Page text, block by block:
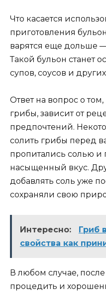
Что касается
приготовления
варятся еще дольше
Такой бульон станет
супов, соусов и
Ответ на вопрос о
грибы, зависит от
предпочтений.
солить грибы перед
пропитались солью
насыщенный вкус.
добавлять соль уже
сохраняли свою
Интересно:
Гриб
свойства как
В любом случае,
процедить и